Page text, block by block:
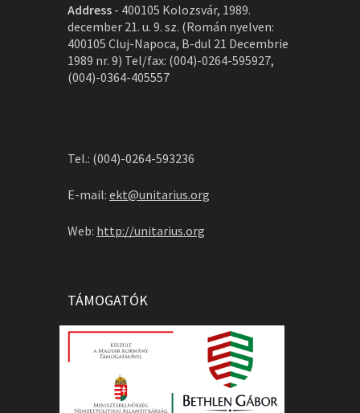
Address - 400105 Kolozsvár, 1989.
december 21. u. 9. sz. (Román nyelven:
400105 Cluj-Napoca, B-dul 21 Decembrie
1989 nr. 9) Tel/fax: (004)-0264-595927,
(004)-0364-405557
Tel.: (004)-0264-593236
E-mail: ekt@unitarius.org
Web: http://unitarius.org
TÁMOGATÓK